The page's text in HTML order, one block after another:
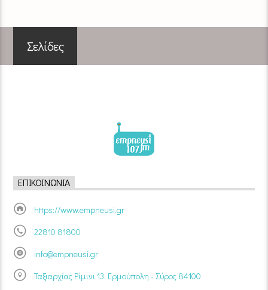
Σελίδες
ΕΠΙΚΟΙΝΩΝΊΑ
https://www.empneusi.gr
22810 81800
info@empneusi.gr
Ταξιαρχίας Ρίμινι 13, Ερμούπολη - Σύρος 84100